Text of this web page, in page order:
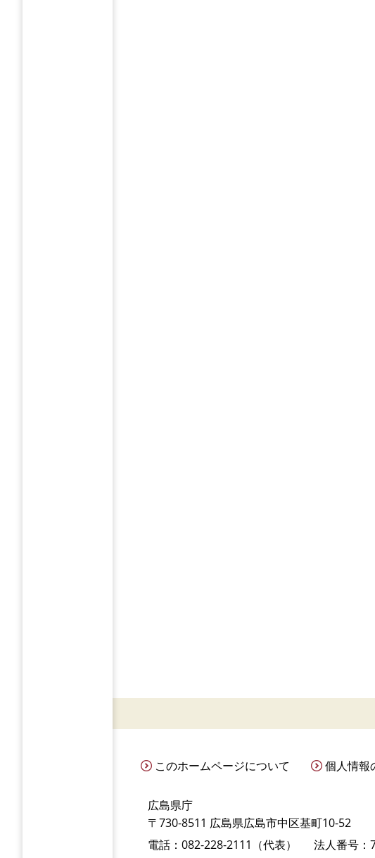
このホームページについて 個人情報
広島県庁
〒730-8511 広島県広島市中区基町10-52
電話：082-228-2111（代表）
法人番号：